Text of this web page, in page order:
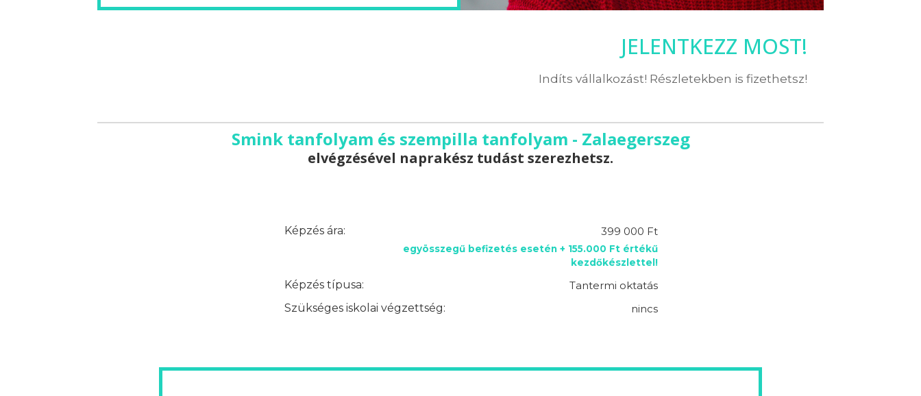
JELENTKEZZ MOST!
Indíts vállalkozást! Részletekben is fizethetsz!
Smink tanfolyam és szempilla tanfolyam - Zalaegerszeg
elvégzésével naprakész tudást szerezhetsz.
Képzés ára: 399 000 Ft
egyösszegű befizetés esetén + 155.000 Ft értékű
kezdőkészlettel!
Képzés típusa:
Tantermi oktatás
Szükséges iskolai végzettség:
nincs